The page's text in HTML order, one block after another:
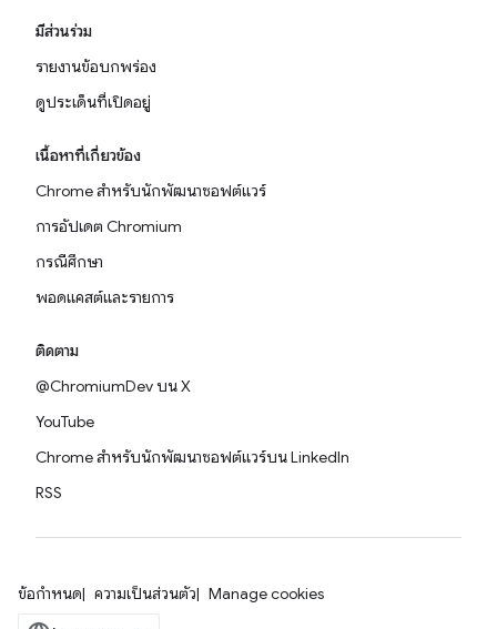
มีส่วนร่วม
รายงานข้อบกพร่อง
ดูประเด็นที่เปิดอยู่
เนื้อหาที่เกี่ยวข้อง
Chrome สำหรับนักพัฒนาซอฟต์แวร์
การอัปเดต Chromium
กรณีศึกษา
พอดแคสต์และรายการ
ติดตาม
@ChromiumDev บน X
YouTube
Chrome สำหรับนักพัฒนาซอฟต์แวร์บน LinkedIn
RSS
ข้อกำหนด ความเป็นส่วนตัว Manage cookies